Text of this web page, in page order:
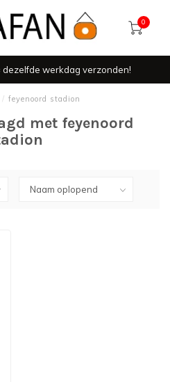
0
dezelfde werkdag verzonden!
/ feyenoord stadion
met feyenoord